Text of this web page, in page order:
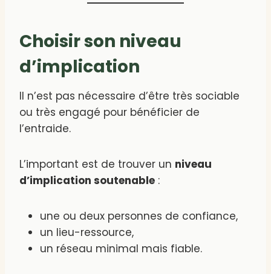
Choisir son niveau
d’implication
Il n’est pas nécessaire d’être très sociable
ou très engagé pour bénéficier de
l’entraide.
L’important est de trouver un niveau
d’implication soutenable :
une ou deux personnes de confiance,
un lieu-ressource,
un réseau minimal mais fiable.